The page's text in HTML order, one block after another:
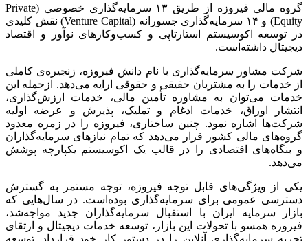
گروه مالی فیروزه از طریق ۱۳ سرمایه‌گذاری خصوصی (Private
Equity) و ۱۴ سرمایه‌گذاری جسورانه (Venture Capital) نقش کلیدی
در توسعه اکوسیستم استارتاپی و کسب‌وکار‌های نوآور و اقتصاد
دیجیتال داشته‌است.
شرکت مشاور سرمایه‌گذاری با نام دانش فیروزه، زنجیره‌ی کاملی
از خدمات را به مشتریان حقیقی و حقوقی ارایه می‌دهد. ازجمله این
خدمات می‌توان به مشاوره تأمین مالی، خدمات ارزش‌گذاری،
انتشار اوراق، خدمات ادغام و تملیک، پذیرش و عرضه اولیه
شرکت‌ها اشاره نمود. چنین ساختاری، فیروزه را در زمره معدود
گروه‌های مالی کشور قرار می‌دهد که تمام نیاز‌های سرمایه‌گذاران
و بنگاه‌های اقتصادی را در قالب یک اکوسیستم یکپارچه پوشش
می‌دهد.
یکی از ویژگی‌های قابل توجه فیروزه، توجه مستمر به گسترش
دسترسی عمومی برای سرمایه‌گذاری بوده‌است. در سال‌هایی که
بازار سرمایه ایران با استقبال سرمایه‌گذاران جدید مواجه‌شد،
فیروزه همسو با تحولات این بازار، توسعه خدمات دیجیتال و ارتقای
تجربه سرمایه‌گذاری آنلاین را در دستور کار خود قرارداد. توسعه